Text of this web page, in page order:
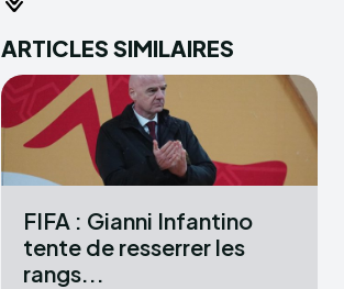
ARTICLES SIMILAIRES
FIFA : Gianni Infantino
tente de resserrer les
rangs...